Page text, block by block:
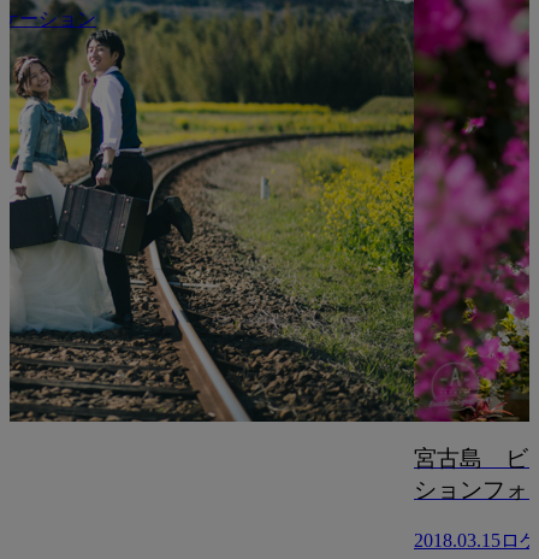
宮古島 ビーチ ロケー
ロケーション